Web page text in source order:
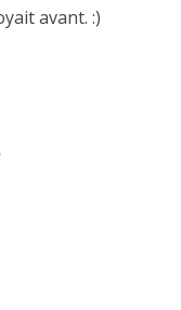
avant. :)